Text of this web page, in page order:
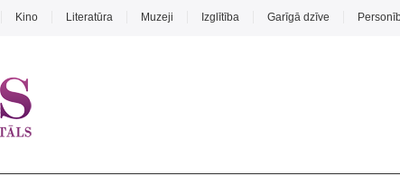
Kino Literatūra Muzeji Izglītība Garīgā dzīve